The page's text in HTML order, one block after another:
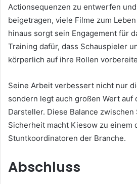
Actionsequenzen zu entwerfen
beigetragen, viele Filme zum
hinaus sorgt sein Engagement für
Training dafür, dass Schauspieler
körperlich auf ihre Rollen
Seine Arbeit verbessert nicht nur
sondern legt auch großen Wert auf
Darsteller. Diese Balance zwischen
Sicherheit macht Kiesow zu einem
Stuntkoordinatoren der Branche.
Abschluss